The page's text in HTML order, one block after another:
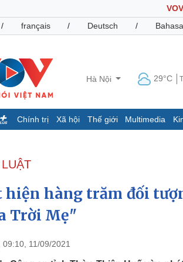
/ français / Deutsch /
Hà Nội 29°C
Chính trị Xã hội Thế giới Multimedia
nhân sự
sự thật
Dấu ấn VOV
hiện hàng trăm đối
Trời Mẹ"
09:10, 11/09/2021